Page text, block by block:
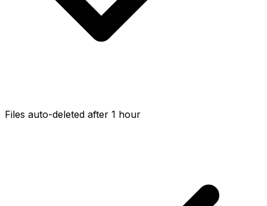
Files auto-deleted after 1 hour